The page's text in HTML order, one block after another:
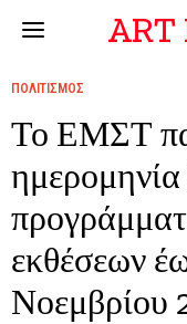
ART
ΠΟΛΙΤΙΣΜΟΣ
Το ΕΜΣΤ
εκθέσεων
Νοεμβρίου